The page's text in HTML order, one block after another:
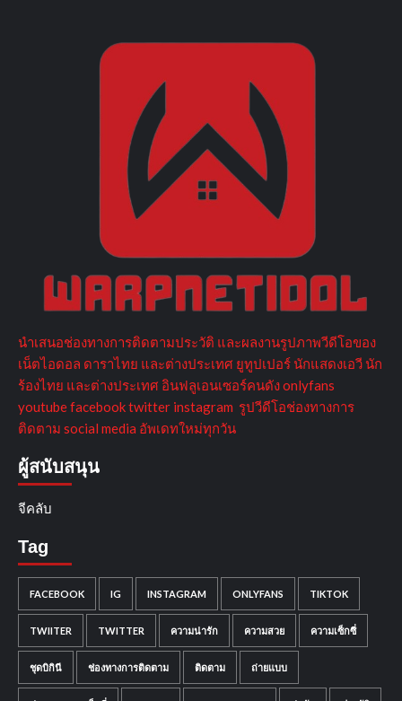
นำเสนอช่องทางการติดตามประวัติ และผลงานรูปภาพวีดีโอของ
เน็ตไอดอล ดาราไทย และต่างประเทศ ยูทูปเปอร์ นักแสดงเอวี นัก
ร้องไทย และต่างประเทศ อินฟลูเอนเซอร์คนดัง onlyfans
youtube facebook twitter instagram รูปวีดีโอช่องทางการ
ติดตาม social media อัพเดทใหม่ทุกวัน
ผู้สนับสนุน
จีคลับ
Tag
FACEBOOK IG INSTAGRAM ONLYFANS TIKTOK
TWIITER TWITTER ความน่ารัก ความสวย ความเซ็กซี่
ชุดบิกินี ช่องทางการติดตาม ติดตาม ถ่ายแบบ